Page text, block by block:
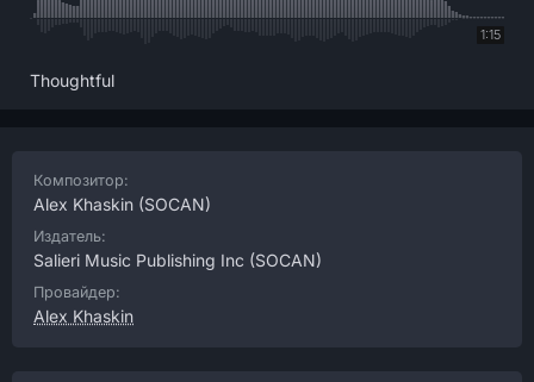
1:15
Thoughtful
Композитор:
Alex Khaskin (SOCAN)
Издатель:
Salieri Music Publishing Inc (SOCAN)
Провайдер:
Alex Khaskin